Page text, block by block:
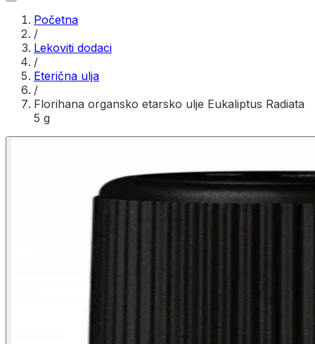
Početna
/
Lekoviti dodaci
/
Eterična ulja
/
Florihana organsko etarsko ulje Eukaliptus Radiata
5 g